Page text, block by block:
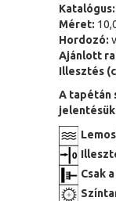
Katalógus:
Méret:
Hordozó:
Ajánlott
Illesztés
A tapétán
Csak